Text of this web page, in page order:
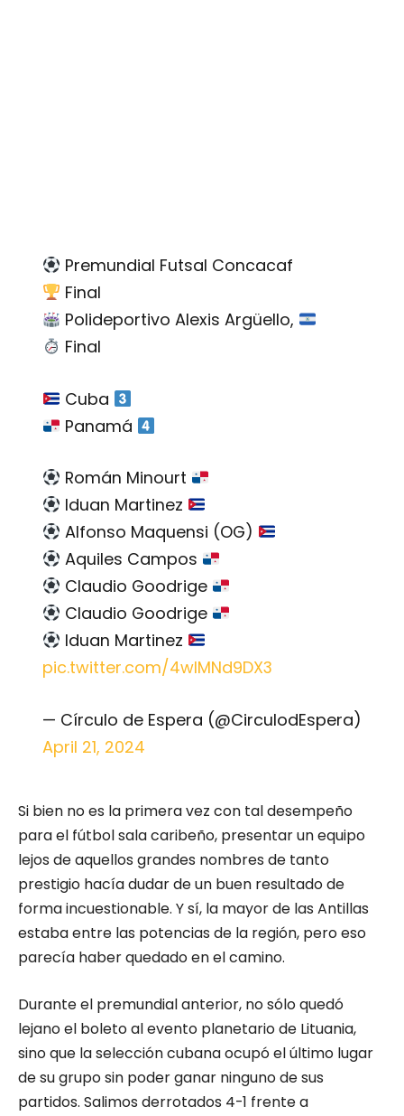
Premundial Futsal Concacaf
Final
Polideportivo Alexis Argüello,
Final
Cuba
Panamá
Román Minourt
Iduan Martinez
Alfonso Maquensi (OG)
Aquiles Campos
Claudio Goodrige
Claudio Goodrige
Iduan Martinez
pic.twitter.com/4wIMNd9DX3
— Círculo de Espera (@CirculodEspera)
April 21, 2024
Si bien no es la primera vez con tal desempeño
para el fútbol sala caribeño, presentar un equipo
lejos de aquellos grandes nombres de tanto
prestigio hacía dudar de un buen resultado de
forma incuestionable. Y sí, la mayor de las Antillas
estaba entre las potencias de la región, pero eso
parecía haber quedado en el camino.
Durante el premundial anterior, no sólo quedó
lejano el boleto al evento planetario de Lituania,
sino que la selección cubana ocupó el último lugar
de su grupo sin poder ganar ninguno de sus
partidos. Salimos derrotados 4-1 frente a